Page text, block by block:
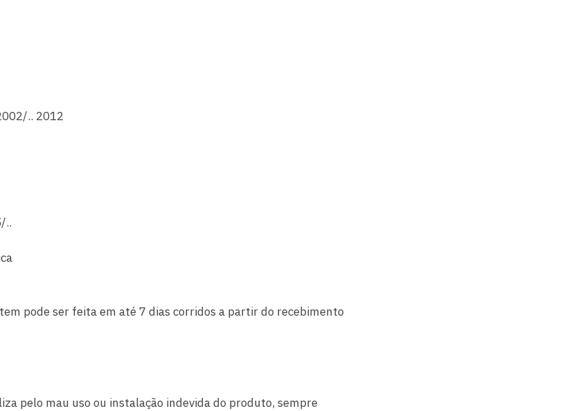
.. 2012
..
pode ser feita em até 7 dias corridos a partir do recebimento
pelo mau uso ou instalação indevida do produto, sempre